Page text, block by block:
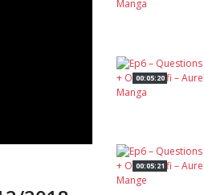
00:05:20
00:05:21